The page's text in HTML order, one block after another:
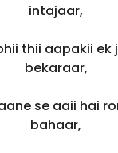
intajaar,
thii aapakii ek
bekaraar,
se aaii hai
bahaar,